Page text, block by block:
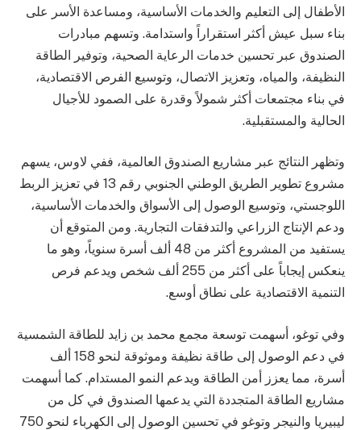
الأطفال إلى التعليم والخدمات الأساسية، ومساعدة الأسر على
بناء سبل عيش أكثر استقراراً واستدامة. وتسهم مبادرات
الصندوق عبر تحسين خدمات الرعاية الصحية، وتوفير الطاقة
النظيفة، والمياه، وتعزيز الاتصال، وتوسيع الفرص الاقتصادية،
في بناء مجتمعات أكثر شمولاً وقدرة على الصمود للأجيال
الحالية والمستقبلية.
وتظهر النتائج عبر مشاريع الصندوق العالمية، ففي لاوس، يسهم
مشروع تطوير الطريق الوطني الجنوبي رقم 13 في تعزيز الربط
اللوجستي، وتوسيع الوصول إلى الأسواق والخدمات الأساسية،
ودعم الإنتاج الزراعي والتدفقات التجارية. ومن المتوقع أن
يستفيد من المشروع أكثر من 48 ألف أسرة سنوياً، وهو ما
ينعكس إيجاباً على أكثر من 255 ألف شخص ويدعم فرص
التنمية الاقتصادية على نطاق أوسع.
وفي توغو، أسهمت توسعة مجمع محمد بن زايد للطاقة الشمسية
في دعم الوصول إلى طاقة نظيفة وموثوقة لنحو 158 ألف
أسرة، مما يعزز أمن الطاقة ويدعم النمو المستدام. كما أسهمت
مشاريع الطاقة المتجددة التي يدعمها الصندوق في كل من
ليبيريا والنيجر وتوغو في تحسين الوصول إلى الكهرباء لنحو 750